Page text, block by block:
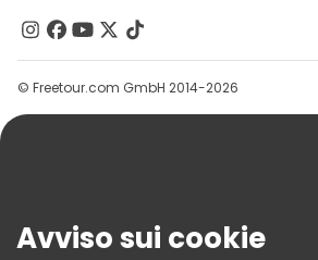
Contattaci
Gruppi
Aiuto
Termini E Condizioni
© Freetour.com GmbH 2014-2026
Avviso sui cookie